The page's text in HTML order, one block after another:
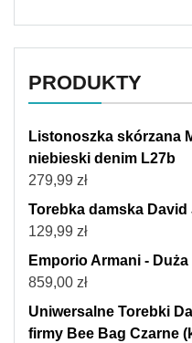
PRODUKTY
Listonoszka skórzana
niebieski denim L27b
279,99 zł
Torebka damska David
129,99 zł
Emporio Armani -
859,00 zł
Uniwersalne Torebki
firmy Bee Bag Czarne